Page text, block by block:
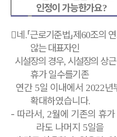
인정이 가능한가요?
네 .「근로기준법」제 60조의
않는 대표자인
시설장의 경우, 시설장의 상
휴가 일수를기존
연간 5일 이내에서 2022년
확대하였습니다.
- 따라서, 2월에 기존의 휴가
라도 나머지 5일을